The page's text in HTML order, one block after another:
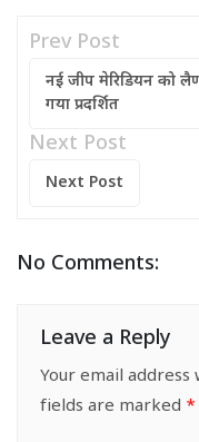
Prev Post
नई जीप मेरिडियन को
गया प्रदर्शित
Next Post
Next Post
No Comments:
Leave a Reply
Your email
fields are marked *